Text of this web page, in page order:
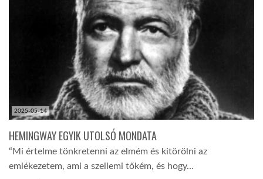
TROPICALMAGAZIN
AFRIKA TUDÁSTÁR
A NAP SZÉPE
LINKTR.EE
2025-05-14
HEMINGWAY EGYIK UTOLSÓ MONDATA
“Mi értelme tönkretenni az elmém és kitörölni az
emlékezetem, ami a szellemi tőkém, és hogy…